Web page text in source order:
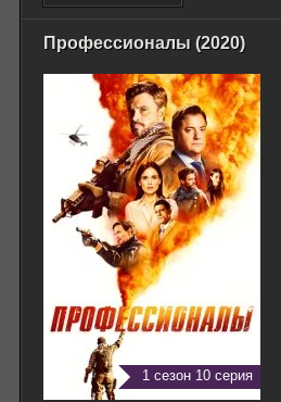
Профессионалы (2020)
1 сезон 10 серия